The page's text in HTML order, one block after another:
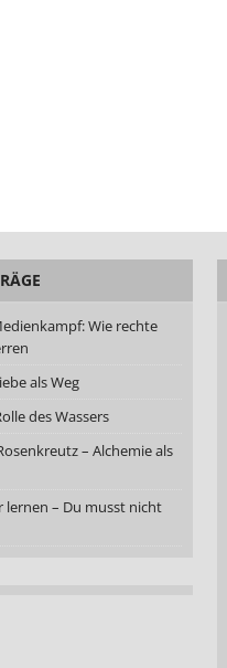
Wie rechte
als Weg
des Wassers
– Alchemie als
lernen – Du musst nicht